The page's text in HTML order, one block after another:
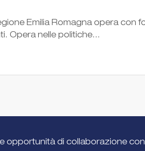
Emilia Romagna opera con
Opera nelle politiche...
opportunità di collaborazione